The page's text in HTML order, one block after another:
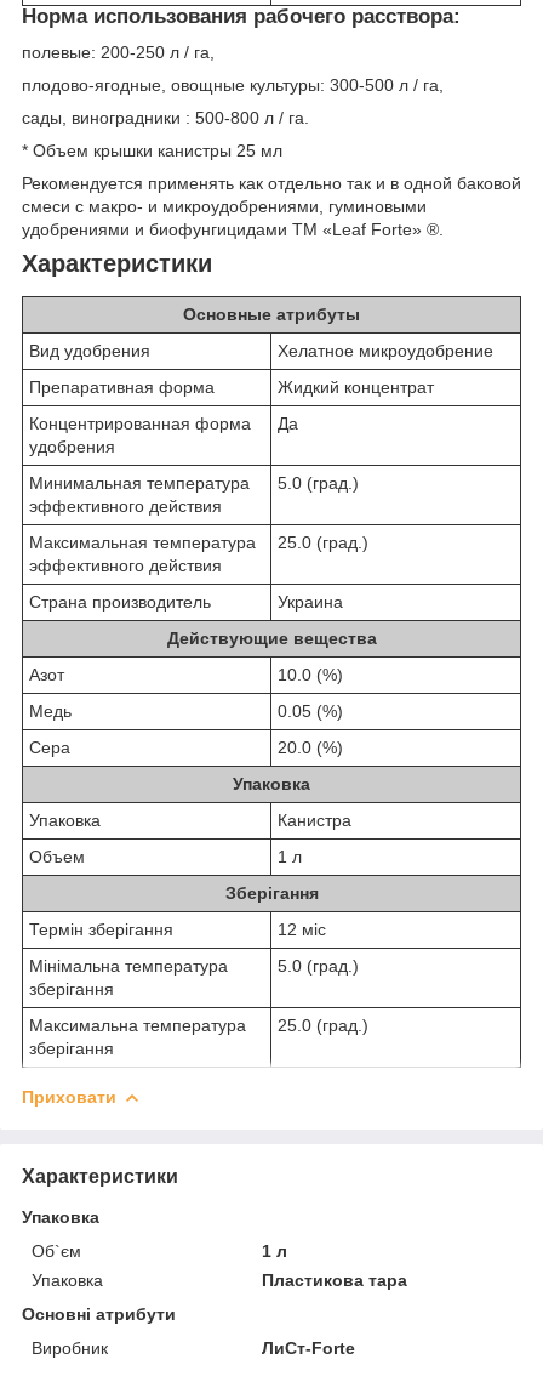
Норма использования рабочего расствора:
полевые: 200-250 л / га,
плодово-ягодные, овощные культуры: 300-500 л / га,
сады, виноградники : 500-800 л / га.
* Объем крышки канистры 25 мл
Рекомендуется применять как отдельно так и в одной баковой
смеси с макро- и микроудобрениями, гуминовыми
удобрениями и биофунгицидами ТМ «Leaf Forte» ®.
Характеристики
Основные атрибуты
Вид удобрения
Хелатное микроудобрение
Препаративная форма
Жидкий концентрат
Концентрированная форма
удобрения
Да
Минимальная температура
эффективного действия
5.0 (град.)
Максимальная температура
эффективного действия
25.0 (град.)
Страна производитель
Украина
Действующие вещества
Азот
10.0 (%)
Медь
0.05 (%)
Сера
20.0 (%)
Упаковка
Упаковка
Канистра
Объем
1 л
Зберігання
Термін зберігання
12 міс
Мінімальна температура
зберігання
5.0 (град.)
Максимальна температура
зберігання
25.0 (град.)
Приховати
Характеристики
Упаковка
Об`єм
1 л
Упаковка
Пластикова тара
Основні атрибути
Виробник
ЛиСт-Forte